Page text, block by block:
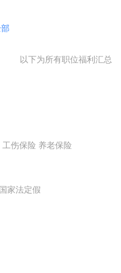
以下为所有职位福利汇总
伤保险 养老保险
家法定假